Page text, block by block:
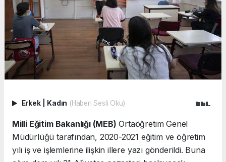
Erkek Kadın (Haberi Sesli Oku)
Milli Eğitim Bakanlığı (MEB) Ortaöğretim Genel
Müdürlüğü tarafından, 2020-2021 eğitim ve öğretim
yılı iş ve işlemlerine ilişkin illere yazı gönderildi. Buna